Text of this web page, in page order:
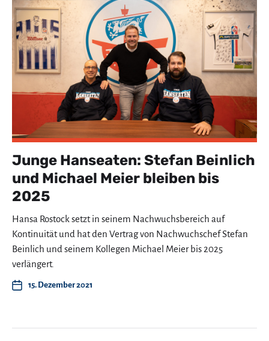
Junge Hanseaten: Stefan Beinlich
und Michael Meier bleiben bis
2025
Hansa Rostock setzt in seinem Nachwuchsbereich auf
Kontinuität und hat den Vertrag von Nachwuchschef Stefan
Beinlich und seinem Kollegen Michael Meier bis 2025
verlängert.
15. Dezember 2021